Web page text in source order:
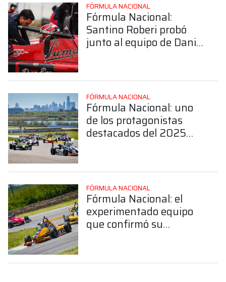
FÓRMULA NACIONAL
Fórmula Nacional:
Santino Roberi probó
junto al equipo de Daniel
FÓRMULA NACIONAL
Fórmula Nacional: uno
de los protagonistas
destacados del 2025
FÓRMULA NACIONAL
Fórmula Nacional: el
experimentado equipo
que confirmó su